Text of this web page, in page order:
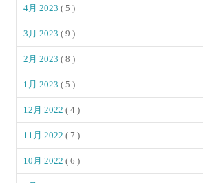
4月 2023( 5 )
3月 2023( 9 )
2月 2023( 8 )
1月 2023( 5 )
12月 2022( 4 )
11月 2022( 7 )
10月 2022( 6 )